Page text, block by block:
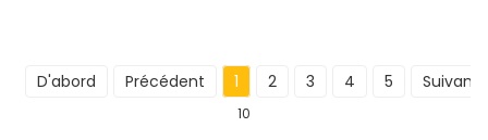
D'abord Précédent 1 2 3 4 5 Suivant
10